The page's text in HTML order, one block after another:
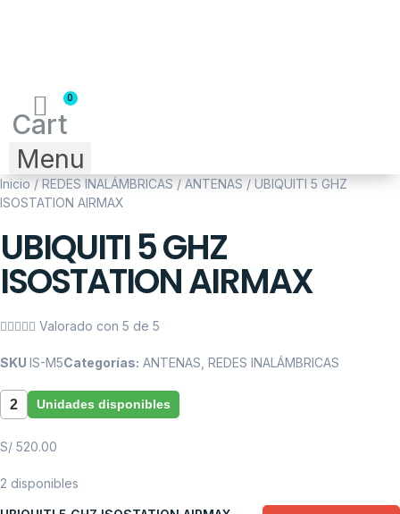
Cart
Menu
Inicio / REDES INALÁMBRICAS / ANTENAS / UBIQUITI 5 GHZ
ISOSTATION AIRMAX
UBIQUITI 5 GHZ
ISOSTATION AIRMAX
 Valorado con 5 de 5
SKU IS-M5Categorías: ANTENAS REDES INALÁMBRICAS
2 Unidades disponibles
S/ 520.00
2 disponibles